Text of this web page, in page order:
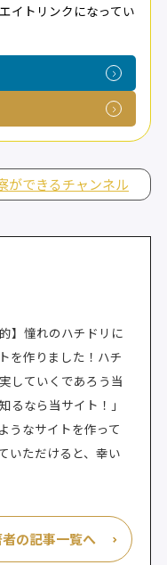
イトリンクになってい
ができるチャンネル
】憧れのハチドリに
を作りました！ハチ
していくであろう当
るなら当サイト！」
うなサイトを作って
いただけると、幸い
者の記事一覧へ